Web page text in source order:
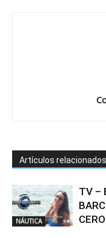
Artículos relacionados
NÁUTICA
TV –
CERO